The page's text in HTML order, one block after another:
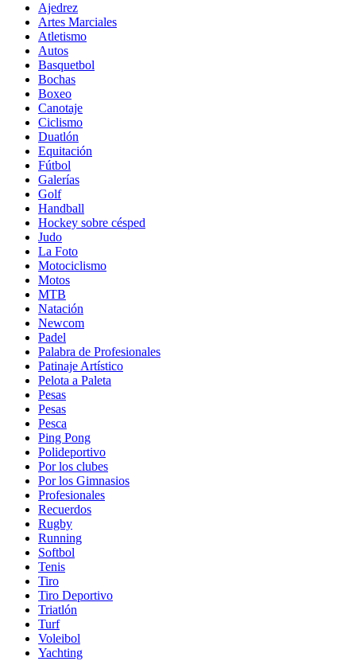
Ajedrez
Artes Marciales
Atletismo
Autos
Basquetbol
Bochas
Boxeo
Canotaje
Ciclismo
Duatlón
Equitación
Fútbol
Galerías
Golf
Handball
Hockey sobre césped
Judo
La Foto
Motociclismo
Motos
MTB
Natación
Newcom
Padel
Palabra de Profesionales
Patinaje Artístico
Pelota a Paleta
Pesas
Pesas
Pesca
Ping Pong
Polideportivo
Por los clubes
Por los Gimnasios
Profesionales
Recuerdos
Rugby
Running
Softbol
Tenis
Tiro
Tiro Deportivo
Triatlón
Turf
Voleibol
Yachting